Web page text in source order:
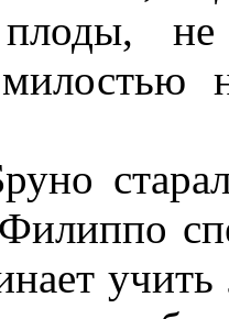
не
Филиппо